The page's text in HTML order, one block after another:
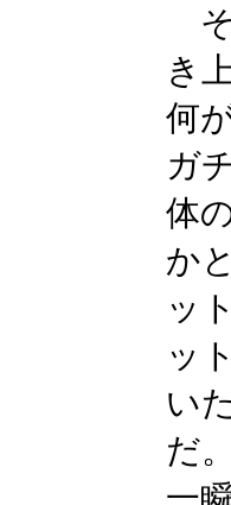
そ
き
何
ガ
体
か
ッ
ッ
い
だ